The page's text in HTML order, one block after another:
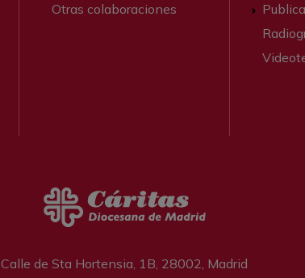
Otras colaboraciones
Calle de Sta Hortensia, 1B, 28002, Madrid